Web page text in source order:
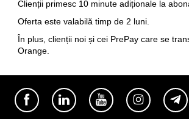
Clienții primesc 10 minute adiționale la
Oferta este valabilă timp de 2 luni.
În plus, clienții noi și cei PrePay care se
Orange.